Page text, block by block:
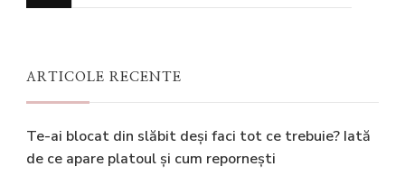
ARTICOLE RECENTE
Te-ai blocat din slăbit deși faci tot ce trebuie? Iată
de ce apare platoul și cum repornești